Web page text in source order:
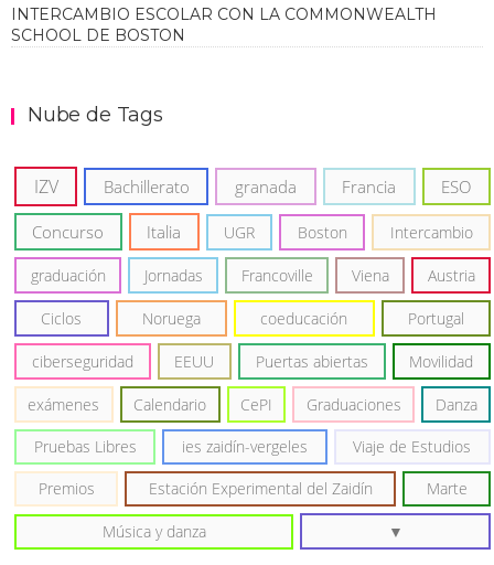
INTERCAMBIO ESCOLAR CON LA COMMONWEALTH
SCHOOL DE BOSTON
Nube de Tags
IZV Bachillerato granada Francia ESO
Concurso Italia UGR Boston Intercambio
graduación Jornadas Francoville Viena Austria
Ciclos Noruega coeducación Portugal
ciberseguridad EEUU Puertas abiertas Movilidad
exámenes Calendario CePI Graduaciones Danza
Pruebas Libres ies zaidín-vergeles Viaje de Estudios
Premios Estación Experimental del Zaidín Marte
Música y danza